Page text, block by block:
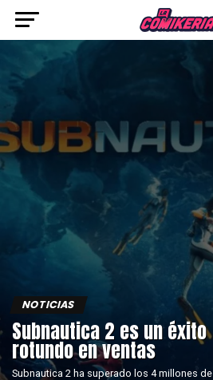
NOTICIAS
Subnautica 2 es un éxito
rotundo en ventas
Subnautica 2 ha superado los 4 millones de